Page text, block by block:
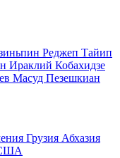
Реджеп Тайип
Ираклий Кобахидзе
Масуд Пезешкиан
Грузия Абхазия